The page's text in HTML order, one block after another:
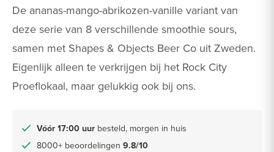
De ananas-mango-abrikozen-vanille variant van
deze serie van 8 verschillende smoothie sours,
samen met Shapes & Objects Beer Co uit Zweden.
Eigenlijk alleen te verkrijgen bij het Rock City
Proeflokaal, maar gelukkig ook bij ons.
Vóór 17:00 uur besteld, morgen in huis
8000+ beoordelingen 9.8/10